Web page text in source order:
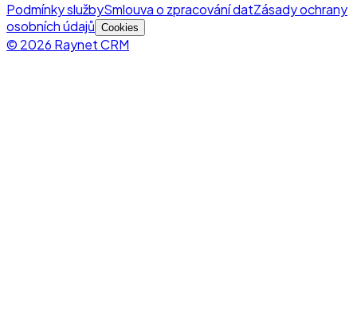
Podmínky službySmlouva o zpracování datZásady ochrany
osobních údajů Cookies
© 2026 Raynet CRM